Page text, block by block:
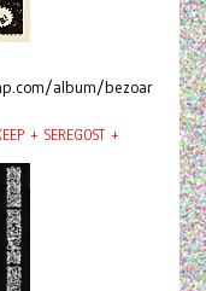
album/bezoar
+ SEREGOST +